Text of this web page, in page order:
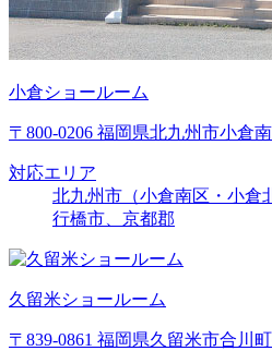
小倉ショールーム
〒800-0206 福岡県北九州市小倉
対応エリア
北九州市（小倉南区・小倉
行橋市、京都郡
久留米ショールーム
〒839-0861 福岡県久留米市合川町